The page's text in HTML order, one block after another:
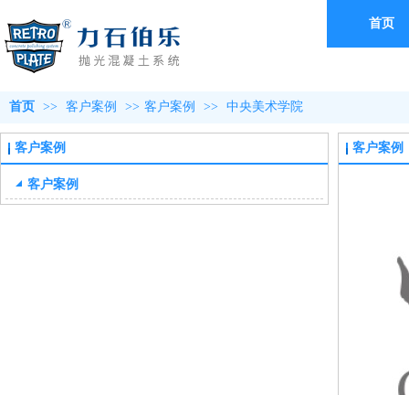
首页
首页 >> 客户案例 >> 客户案例 >> 中央美术学院
客户案例
客户案例
客户案例